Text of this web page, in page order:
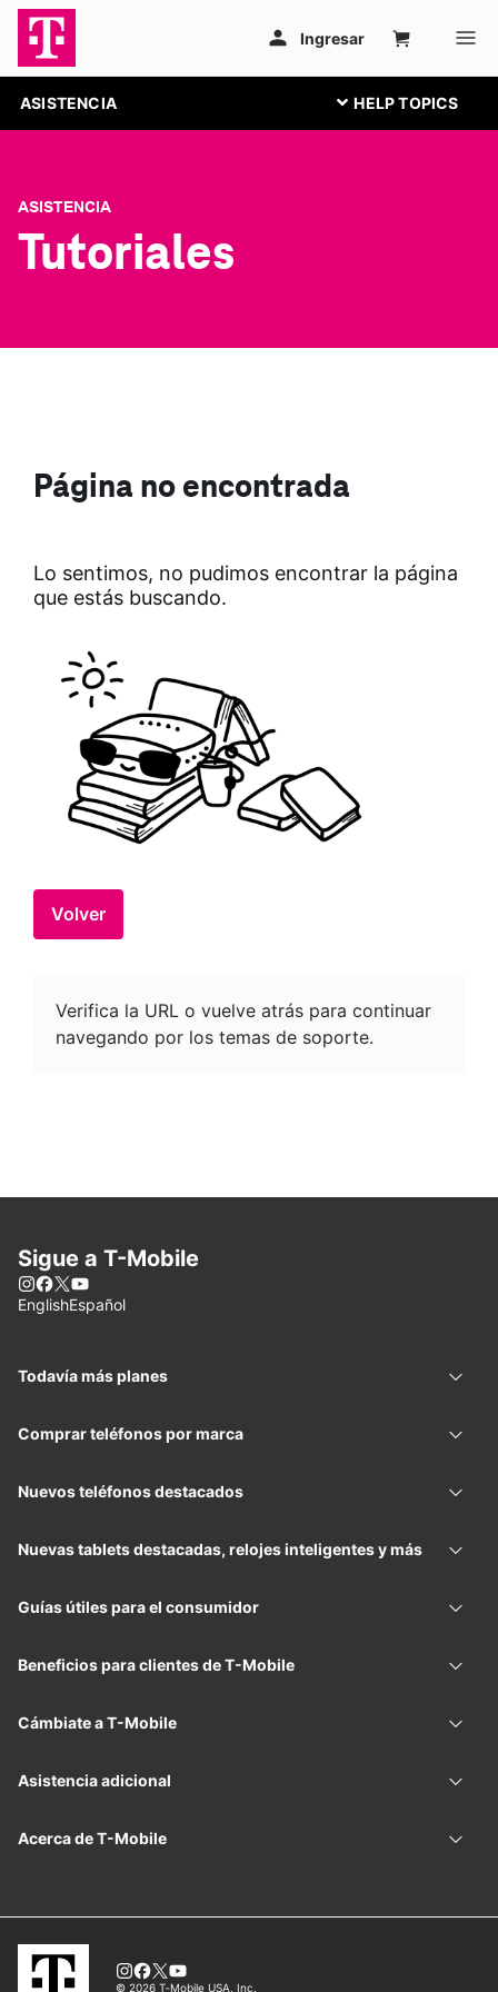
ASISTENCIA
ASISTENCIA
Tutoriales